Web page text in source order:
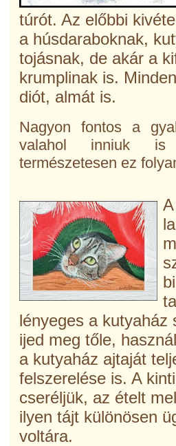
túrót. Az előbbi
a húsdaraboknak,
tojásnak, de akár a
krumplinak is.
diót, almát is.
Nagyon fontos a
valahol inniuk is
természetesen ez
lényeges a
ijed meg tőle,
a kutyaház ajtaját
felszerelése is. A
cseréljük, az ételt
ilyen tájt különösen
voltára.